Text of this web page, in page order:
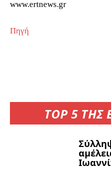
TOP 5
www.ertnews.gr
Πηγή